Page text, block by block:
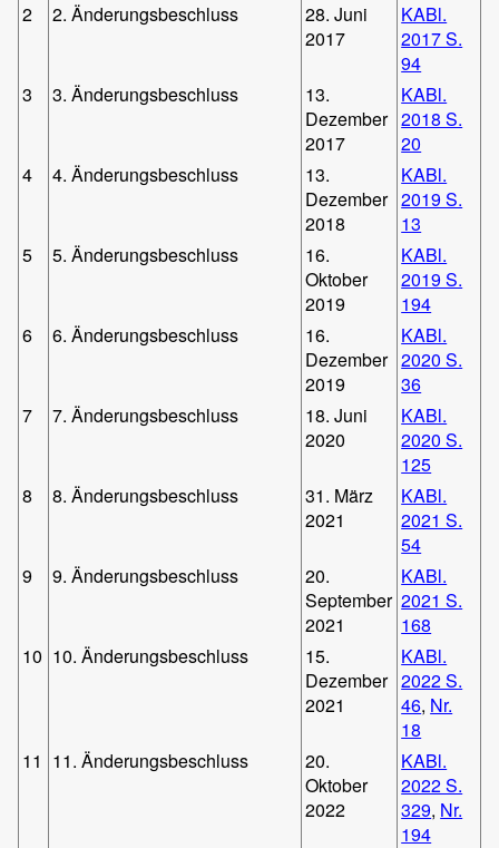
2
2. Änderungsbeschluss
28. Juni
2017
KABl.
2017 S.
94
3
3. Änderungsbeschluss
13.
Dezember
2017
KABl.
2018 S.
20
4
4. Änderungsbeschluss
13.
Dezember
2018
KABl.
2019 S.
13
5
5. Änderungsbeschluss
16.
Oktober
2019
KABl.
2019 S.
194
6
6. Änderungsbeschluss
16.
Dezember
2019
KABl.
2020 S.
36
7
7. Änderungsbeschluss
18. Juni
2020
KABl.
2020 S.
125
8
8. Änderungsbeschluss
31. März
2021
KABl.
2021 S.
54
9
9. Änderungsbeschluss
20.
September
2021
KABl.
2021 S.
168
10 10. Änderungsbeschluss
15.
Dezember
2021
KABl.
2022 S.
46, Nr.
18
11 11. Änderungsbeschluss
20.
Oktober
2022
KABl.
2022 S.
329, Nr.
194